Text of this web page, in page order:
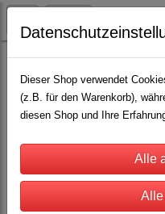
Rinderhaltung Bürsten,
Dieser Shop verwendet
(z.B. für den Warenkorb),
diesen Shop und Ihre